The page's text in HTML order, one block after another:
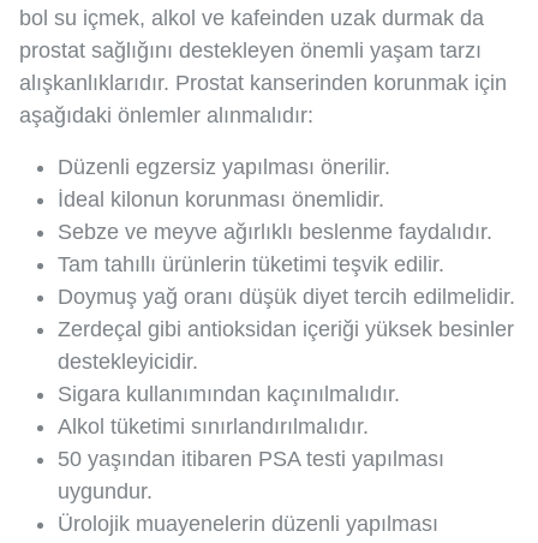
bol su içmek, alkol ve kafeinden uzak durmak da
prostat sağlığını destekleyen önemli yaşam tarzı
alışkanlıklarıdır. Prostat kanserinden korunmak için
aşağıdaki önlemler alınmalıdır:
Düzenli egzersiz yapılması önerilir.
İdeal kilonun korunması önemlidir.
Sebze ve meyve ağırlıklı beslenme faydalıdır.
Tam tahıllı ürünlerin tüketimi teşvik edilir.
Doymuş yağ oranı düşük diyet tercih edilmelidir.
Zerdeçal gibi antioksidan içeriği yüksek besinler
destekleyicidir.
Sigara kullanımından kaçınılmalıdır.
Alkol tüketimi sınırlandırılmalıdır.
50 yaşından itibaren PSA testi yapılması
uygundur.
Ürolojik muayenelerin düzenli yapılması